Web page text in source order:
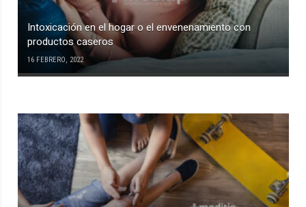
Intoxicación en el hogar o el envenenamiento con
productos caseros
16 FEBRERO, 2022